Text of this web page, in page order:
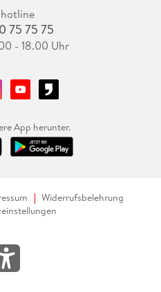
75 75 75
- 18.00 Uhr
App herunter.
Widerrufsbelehrung